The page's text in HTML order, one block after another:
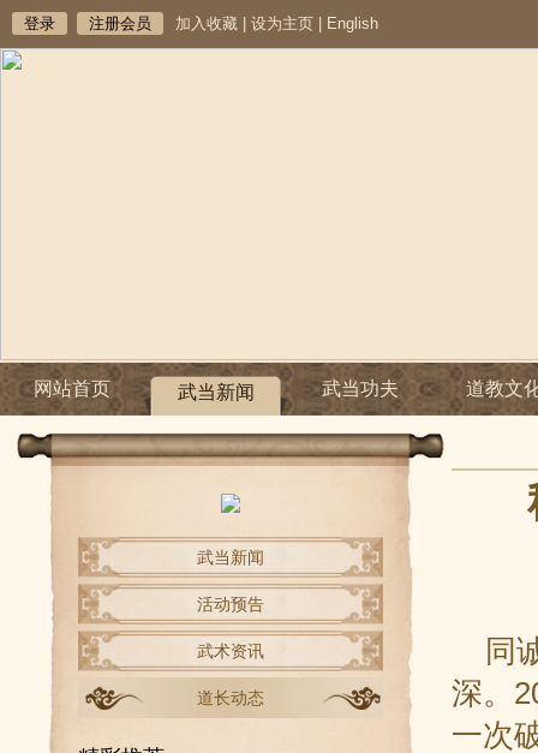
登录 注册会员 加入收藏 设为主页 English
网站首页 武当新闻 武当功夫 道教文
武当新闻
活动预告
武术资讯
道长动态
同
深。
一次